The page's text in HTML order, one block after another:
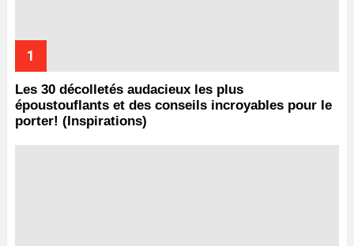
Les 30 décolletés audacieux les plus
époustouflants et des conseils incroyables pour le
porter! (Inspirations)